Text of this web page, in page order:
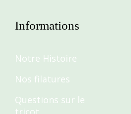
Informations
Notre Histoire
Nos filatures
Questions sur le